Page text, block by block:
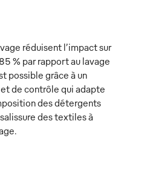
réduisent l’impact sur
% par rapport au lavage
possible grâce à un
de contrôle qui adapte
des détergents
des textiles à